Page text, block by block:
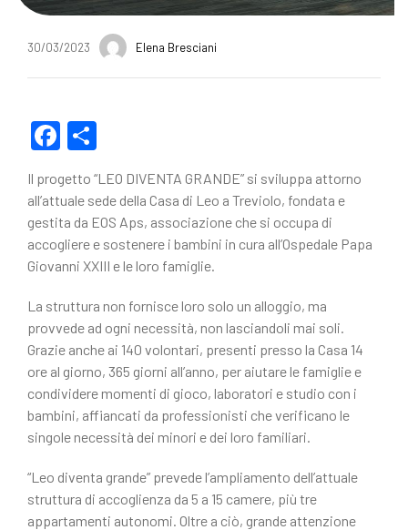
30/03/2023 Elena Bresciani
F
c
e
b
o
o
k
o
n
di
vi
di
Il progetto “LEO DIVENTA GRANDE” si sviluppa attorno
all’attuale sede della Casa di Leo a Treviolo, fondata e
gestita da EOS Aps, associazione che si occupa di
accogliere e sostenere i bambini in cura all’Ospedale Papa
Giovanni XXIII e le loro famiglie.
La struttura non fornisce loro solo un alloggio, ma
provvede ad ogni necessità, non lasciandoli mai soli.
Grazie anche ai 140 volontari, presenti presso la Casa 14
ore al giorno, 365 giorni all’anno, per aiutare le famiglie e
condividere momenti di gioco, laboratori e studio con i
bambini, affiancati da professionisti che verificano le
singole necessità dei minori e dei loro familiari.
“Leo diventa grande” prevede l’ampliamento dell’attuale
struttura di accoglienza da 5 a 15 camere, più tre
appartamenti autonomi. Oltre a ciò, grande attenzione